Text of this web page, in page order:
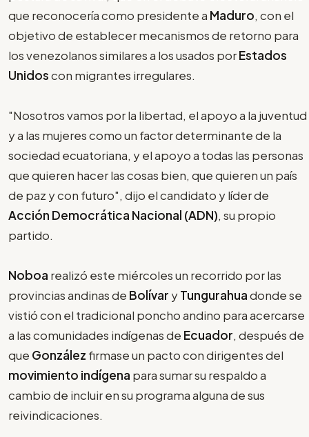
que reconocería como presidente a Maduro, con el
objetivo de establecer mecanismos de retorno para
los venezolanos similares a los usados porEstados
Unidoscon migrantes irregulares.
"Nosotros vamos por la libertad, el apoyo a la juventud
y a las mujeres como un factor determinante de la
sociedad ecuatoriana, y el apoyo a todas las personas
que quieren hacer las cosas bien, que quieren un país
de paz y con futuro", dijo el candidato y líder de
Acción Democrática Nacional (ADN), su propio
partido.
Noboa realizó este miércoles un recorrido por las
provincias andinas de Bolívar yTungurahuadonde se
vistió con el tradicional poncho andino para acercarse
a las comunidades indígenas de Ecuador, después de
que González firmase un pacto con dirigentes del
movimiento indígena para sumar su respaldo a
cambio de incluir en su programa alguna de sus
reivindicaciones.